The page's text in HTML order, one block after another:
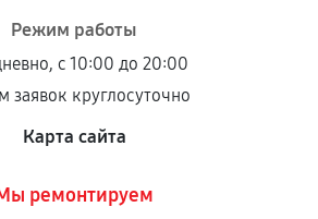
Режим работы
с 10:00 до 20:00
заявок круглосуточно
Карта сайта
ремонтируем